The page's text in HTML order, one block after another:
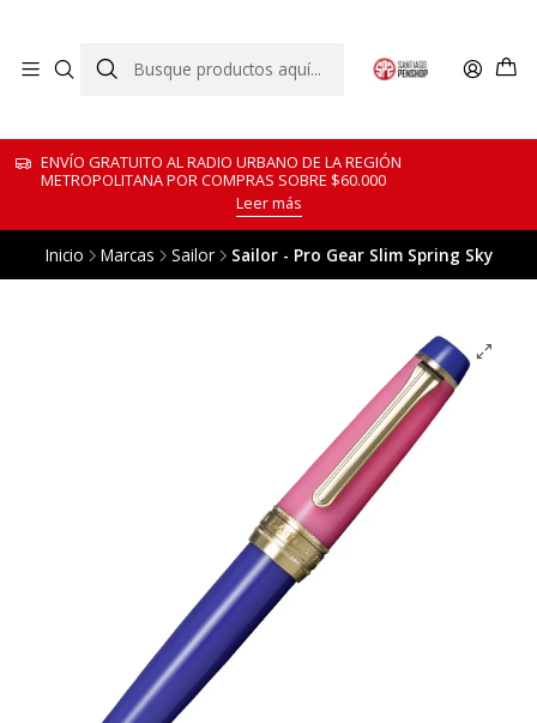
ENVÍO GRATUITO AL RADIO URBANO DE LA REGIÓN
METROPOLITANA POR COMPRAS SOBRE $60.000
Leer más
Inicio Marcas Sailor Sailor - Pro Gear Slim Spring Sky